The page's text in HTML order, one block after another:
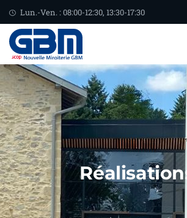
Lun.-Ven. : 08:00-12:30, 13:30-17:30